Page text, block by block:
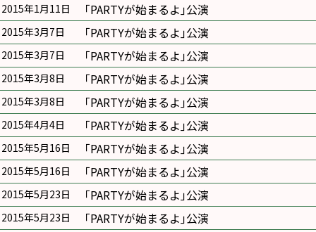
2015年1月11日 ｢PARTYが始まるよ｣公演
2015年3月7日 ｢PARTYが始まるよ｣公演
2015年3月7日 ｢PARTYが始まるよ｣公演
2015年3月8日 ｢PARTYが始まるよ｣公演
2015年3月8日 ｢PARTYが始まるよ｣公演
2015年4月4日 ｢PARTYが始まるよ｣公演
2015年5月16日 ｢PARTYが始まるよ｣公演
2015年5月16日 ｢PARTYが始まるよ｣公演
2015年5月23日 ｢PARTYが始まるよ｣公演
2015年5月23日 ｢PARTYが始まるよ｣公演